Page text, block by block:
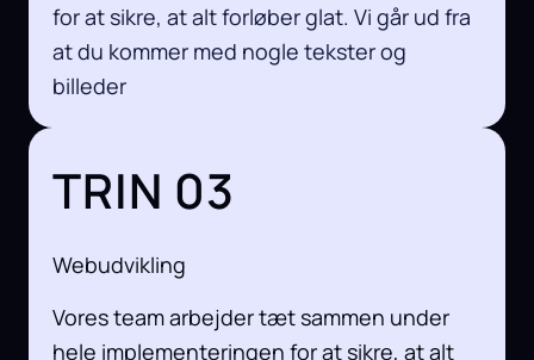
for at sikre, at alt forløber glat. Vi går ud fra
at du kommer med nogle tekster og
billeder
TRIN 03
Webudvikling
Vores team arbejder tæt sammen under
hele implementeringen for at sikre, at alt